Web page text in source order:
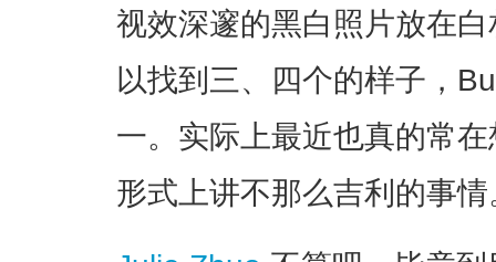
视效深邃的黑白照片放在
以找到三、四个的样子，
一。实际上最近也真的常
形式上讲不那么吉利的事情